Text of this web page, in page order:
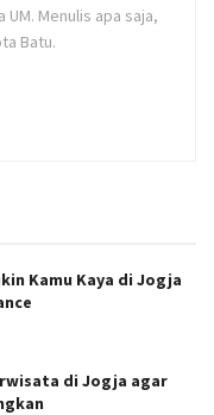
Menulis apa saja,
Batu.
Kamu Kaya di Jogja
di Jogja agar